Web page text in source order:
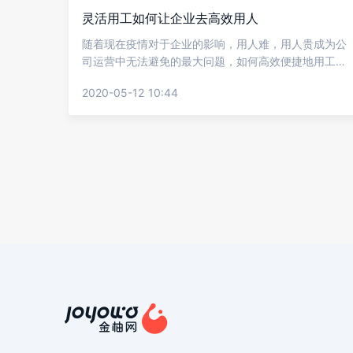
灵活用工如何让企业去高效用人
随着现在疫情对于企业的影响，用人难，用人贵成为公
司运营中无法避免的最大问题，如何高效便捷地用工，
点转向灵活用工，但大家都比较关心的是灵活用工如何
2020-05-12 10:44